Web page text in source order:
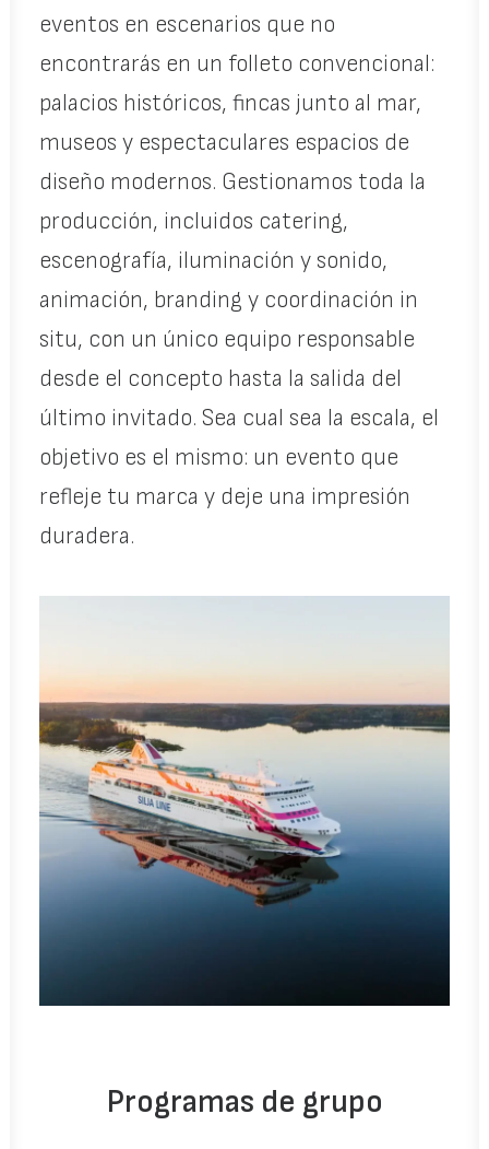
eventos en escenarios que no
encontrarás en un folleto convencional:
palacios históricos, fincas junto al mar,
museos y espectaculares espacios de
diseño modernos. Gestionamos toda la
producción, incluidos catering,
escenografía, iluminación y sonido,
animación, branding y coordinación in
situ, con un único equipo responsable
desde el concepto hasta la salida del
último invitado. Sea cual sea la escala, el
objetivo es el mismo: un evento que
refleje tu marca y deje una impresión
duradera.
Programas de grupo